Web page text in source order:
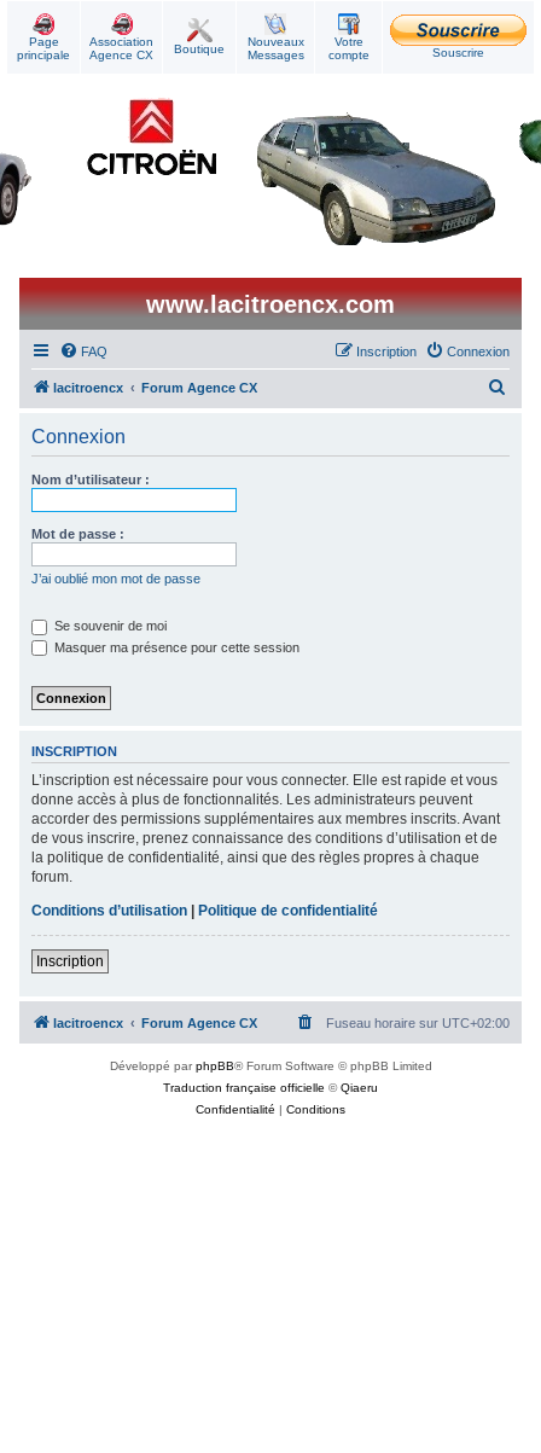
Page
principale
Association
Agence CX
Boutique
Nouveaux
Messages
Votre
compte
Souscrire
www.lacitroencx.com
FAQ Connexion
Inscription
lacitroencx Forum Agence CX
Connexion
Nom d’utilisateur :
Mot de passe :
J’ai oublié mon mot de passe
Se souvenir de moi
Masquer ma présence pour cette session
INSCRIPTION
L’inscription est nécessaire pour vous connecter. Elle est rapide et vous
donne accès à plus de fonctionnalités. Les administrateurs peuvent
accorder des permissions supplémentaires aux membres inscrits. Avant
de vous inscrire, prenez connaissance des conditions d’utilisation et de
la politique de confidentialité, ainsi que des règles propres à chaque
forum.
Conditions d’utilisation |Politique de confidentialité
Inscription
lacitroencx Forum Agence CX Fuseau horaire sur UTC+02:00
Développé parphpBB® Forum Software © phpBB Limited
Traduction française officielle ©Qiaeru
Confidentialité | Conditions